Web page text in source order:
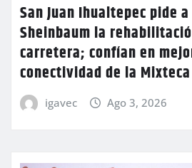
San Juan Ihualtepec pide
Sheinbaum la
carretera; confían en
conectividad de la Mixteca
igavec Ago 3, 2026